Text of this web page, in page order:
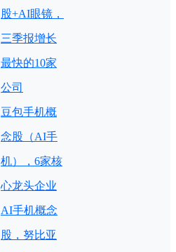
股+AI眼镜，
三季报增长
最快的10家
公司
豆包手机概
念股（AI手
机），6家核
心龙头企业
AI手机概念
股，努比亚